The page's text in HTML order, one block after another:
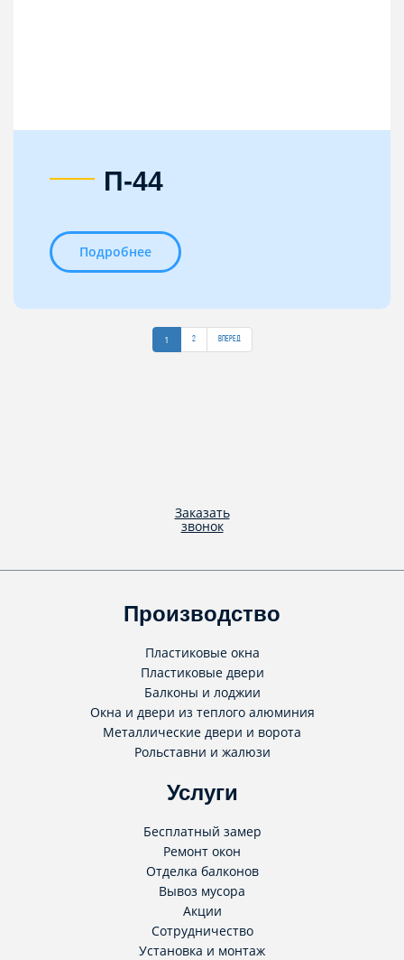
П-44
Подробнее
1 2 Вперед
Заказать
звонок
Производство
Пластиковые окна
Пластиковые двери
Балконы и лоджии
Окна и двери из теплого алюминия
Металлические двери и ворота
Рольставни и жалюзи
Услуги
Бесплатный замер
Ремонт окон
Отделка балконов
Вывоз мусора
Акции
Сотрудничество
Установка и монтаж